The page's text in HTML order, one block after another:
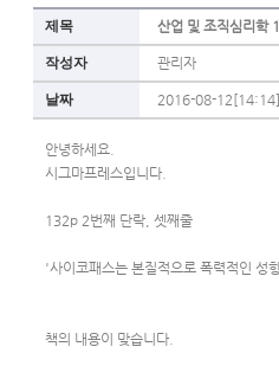
제목 산업 및 조직심리학
작성자 관리자
날짜 2016-08-12[14:14]
안녕하세요.
시그마프레스입니다.
132p 2번째 단락, 셋째줄
'사이코패스는 본질적으로 폭력적인 성
책의 내용이 맞습니다.